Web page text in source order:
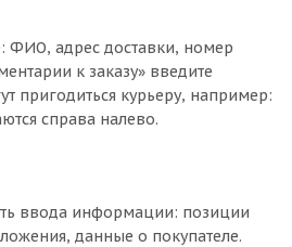
ФИО, адрес доставки, номер
к заказу» введите
пригодиться курьеру, например:
справа налево.
ввода информации: позиции
данные о покупателе.